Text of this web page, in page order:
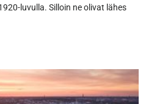
luvulla. Silloin ne olivat lähes